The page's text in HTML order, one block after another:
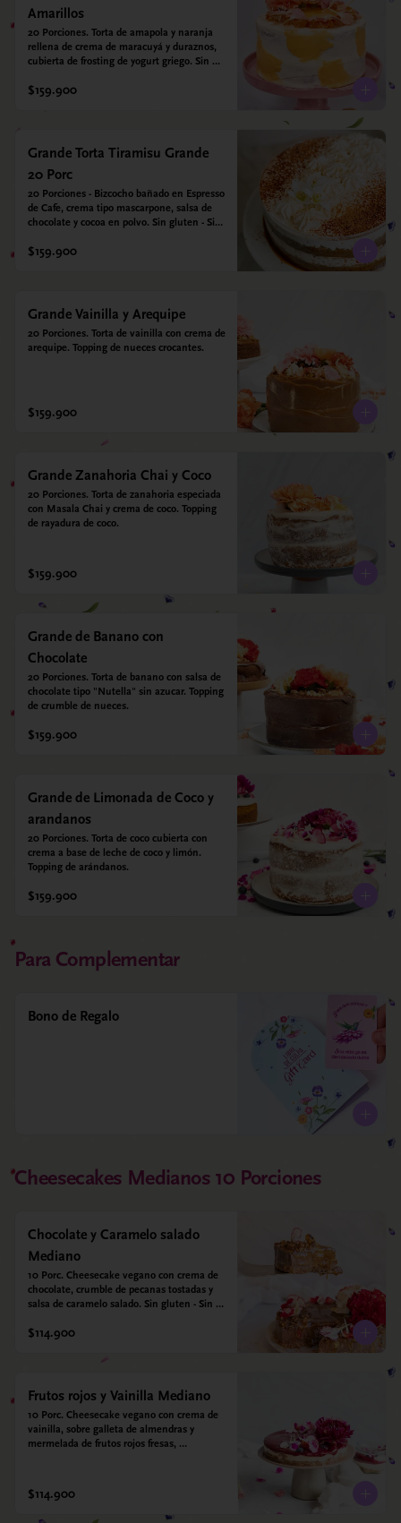
Amarillos
20 Porciones. Torta de amapola y naranja
rellena de crema de maracuyá y duraznos,
cubierta de frosting de yogurt griego. Sin
$159.900
Grande Torta Tiramisu Grande
20 Porc
20 Porciones - Bizcocho bañado en Espresso
de Cafe, crema tipo mascarpone, salsa de
chocolate y cocoa en polvo. Sin gluten - Sin
$159.900
Grande Vainilla y Arequipe
20 Porciones. Torta de vainilla con crema de
arequipe. Topping de nueces crocantes.
$159.900
Grande Zanahoria Chai y Coco
20 Porciones. Torta de zanahoria especiada
con Masala Chai y crema de coco. Topping
de rayadura de coco.
$159.900
Grande de Banano con
Chocolate
20 Porciones. Torta de banano con salsa de
chocolate tipo "Nutella" sin azucar. Topping
de crumble de nueces.
$159.900
Grande de Limonada de Coco y
arandanos
20 Porciones. Torta de coco cubierta con
crema a base de leche de coco y limón.
Topping de arándanos.
$159.900
Para Complementar
Bono de Regalo
Cheesecakes Medianos 10 Porciones
Chocolate y Caramelo salado
Mediano
10 Porc. Cheesecake vegano con crema de
chocolate, crumble de pecanas tostadas y
salsa de caramelo salado. Sin gluten - Sin
$114.900
Frutos rojos y Vainilla Mediano
10 Porc. Cheesecake vegano con crema de
vainilla, sobre galleta de almendras y
mermelada de frutos rojos fresas,
$114.900